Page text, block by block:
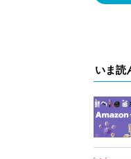
いま読